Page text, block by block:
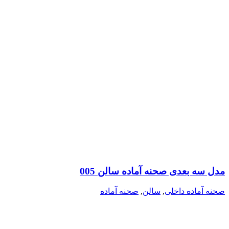
مدل سه بعدی صحنه آماده سالن 005
صحنه آماده داخلی, سالن, صحنه آماده